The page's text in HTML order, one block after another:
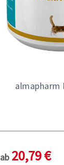
almapharm
ab 20,79 €